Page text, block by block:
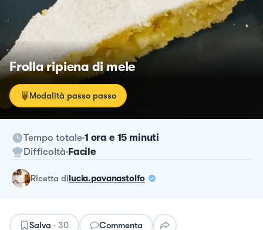
Frolla ripiena di mele
Modalità passo passo
Tempo totale 1 ora e 15 minuti
Difficoltà Facile
ricetta dilucia.pavanastolfo
Salva · 30 Commenta